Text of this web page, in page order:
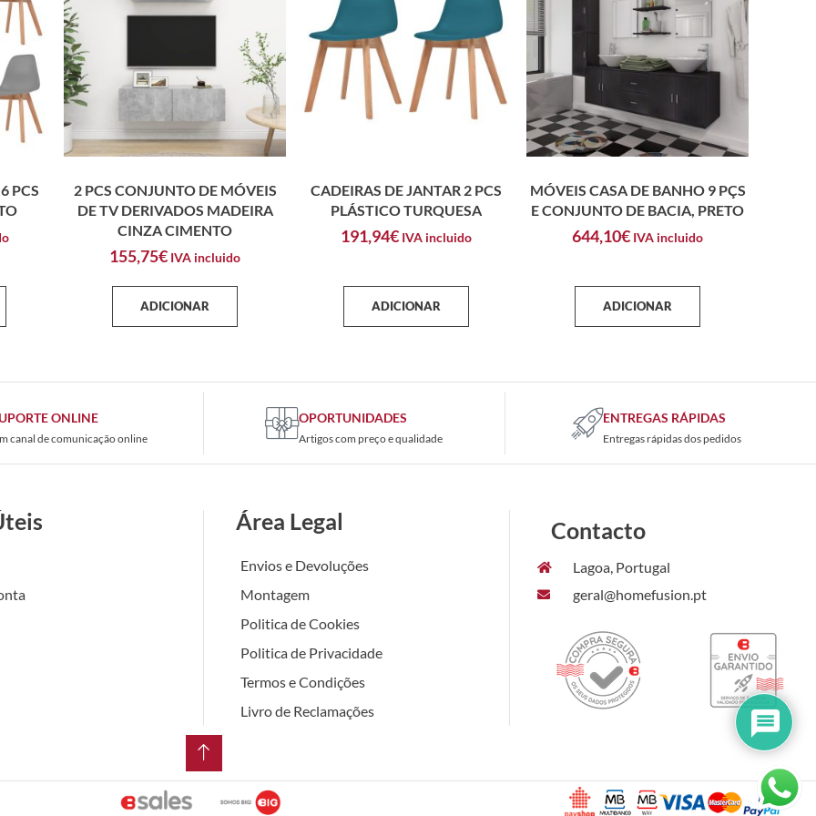
PCS
2 PCS CONJUNTO DE MÓVEIS
DE TV DERIVADOS MADEIRA
CINZA CIMENTO
155,75€ IVA incluido
ADICIONAR
CADEIRAS DE JANTAR 2 PCS
PLÁSTICO TURQUESA
191,94€ IVA incluido
ADICIONAR
MÓVEIS CASA DE BANHO 9 PÇS
E CONJUNTO DE BACIA, PRETO
644,10€ IVA incluido
ADICIONAR
ONLINE
canal de comunicação online
OPORTUNIDADES
Artigos com preço e qualidade
ENTREGAS RÁPIDAS
Entregas rápidas dos pedidos
Área Legal
Envios e Devoluções
Montagem
Politica de Cookies
Politica de Privacidade
Termos e Condições
Livro de Reclamações
Contacto
Lagoa, Portugal
geral@homefusion.pt